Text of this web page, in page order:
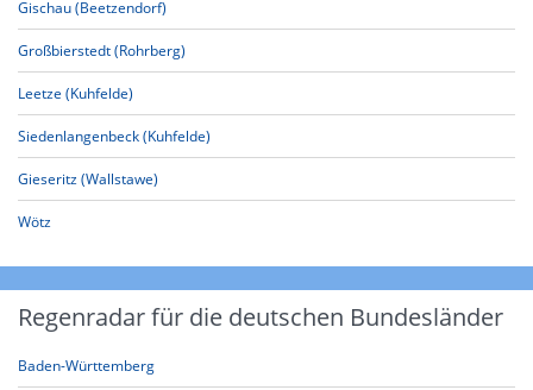
Gischau (Beetzendorf)
Großbierstedt (Rohrberg)
Leetze (Kuhfelde)
Siedenlangenbeck (Kuhfelde)
Gieseritz (Wallstawe)
Wötz
Regenradar für die deutschen Bundesländer
Baden-Württemberg